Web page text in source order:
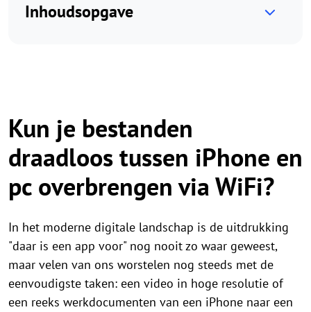
Inhoudsopgave
Kun je bestanden
draadloos tussen iPhone en
pc overbrengen via WiFi?
In het moderne digitale landschap is de uitdrukking
"daar is een app voor" nog nooit zo waar geweest,
maar velen van ons worstelen nog steeds met de
eenvoudigste taken: een video in hoge resolutie of
een reeks werkdocumenten van een iPhone naar een